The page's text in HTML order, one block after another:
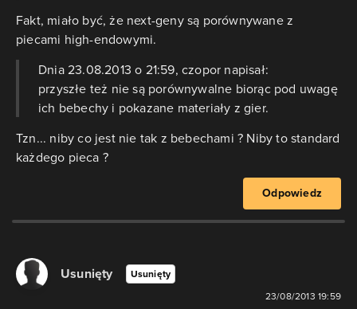
Fakt, miało być, że next-geny są porównywane z
piecami high-endowymi.
Dnia 23.08.2013 o 21:59, czopor napisał:
przyszłe też nie są porównywalne biorąc pod uwagę
ich bebechy i pokazane materiały z gier.
Tzn... niby co jest nie tak z bebechami ? Niby to standard
każdego pieca ?
Odpowiedz
Usunięty Usunięty
23/08/2013 19:59